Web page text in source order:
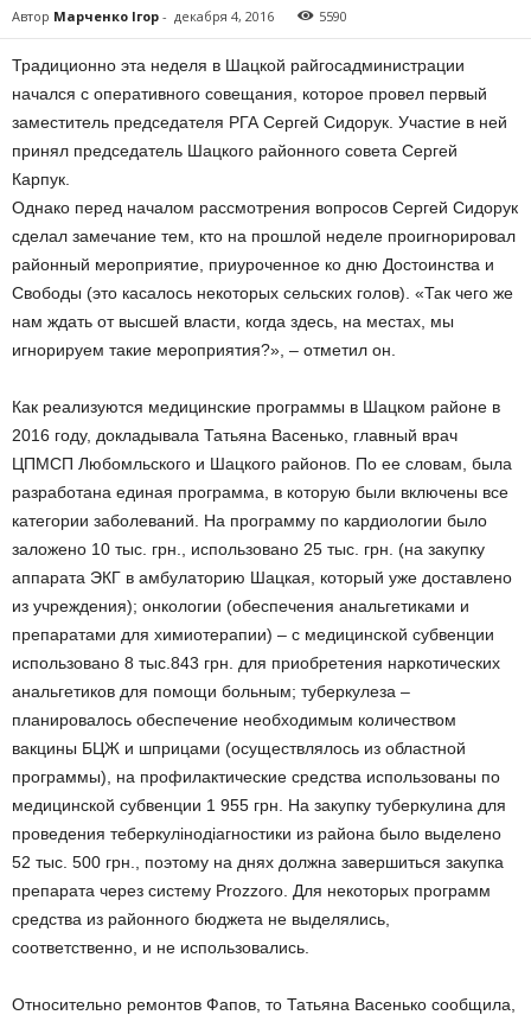
Автор Марченко Ігор - декабря 4, 2016 5590
Традиционно эта неделя в Шацкой райгосадминистрации
начался с оперативного совещания, которое провел первый
заместитель председателя РГА Сергей Сидорук. Участие в ней
принял председатель Шацкого районного совета Сергей
Карпук.
Однако перед началом рассмотрения вопросов Сергей Сидорук
сделал замечание тем, кто на прошлой неделе проигнорировал
районный мероприятие, приуроченное ко дню Достоинства и
Свободы (это касалось некоторых сельских голов). «Так чего же
нам ждать от высшей власти, когда здесь, на местах, мы
игнорируем такие мероприятия?», – отметил он.
Как реализуются медицинские программы в Шацком районе в
2016 году, докладывала Татьяна Васенько, главный врач
ЦПМСП Любомльского и Шацкого районов. По ее словам, была
разработана единая программа, в которую были включены все
категории заболеваний. На программу по кардиологии было
заложено 10 тыс. грн., использовано 25 тыс. грн. (на закупку
аппарата ЭКГ в амбулаторию Шацкая, который уже доставлено
из учреждения); онкологии (обеспечения анальгетиками и
препаратами для химиотерапии) – с медицинской субвенции
использовано 8 тыс.843 грн. для приобретения наркотических
анальгетиков для помощи больным; туберкулеза –
планировалось обеспечение необходимым количеством
вакцины БЦЖ и шприцами (осуществлялось из областной
программы), на профилактические средства использованы по
медицинской субвенции 1 955 грн. На закупку туберкулина для
проведения теберкулінодіагностики из района было выделено
52 тыс. 500 грн., поэтому на днях должна завершиться закупка
препарата через систему Prozzoro. Для некоторых программ
средства из районного бюджета не выделялись,
соответственно, и не использовались.
Относительно ремонтов Фапов, то Татьяна Васенько сообщила,